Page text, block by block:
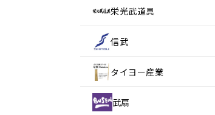
栄光武道具
信武
タイヨー産業
武扇